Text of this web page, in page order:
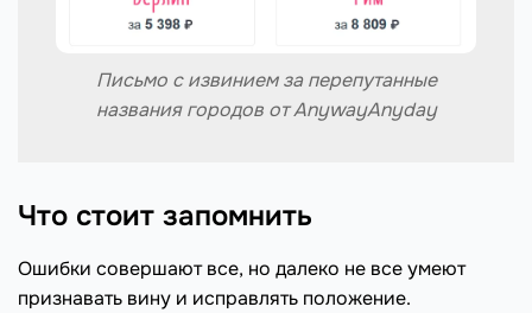
Письмо с извинием за перепутанные
названия городов от AnywayAnyday
Что стоит запомнить
Ошибки совершают все, но далеко не все умеют
признавать вину и исправлять положение.